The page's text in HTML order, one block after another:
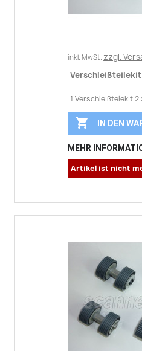
inkl. MwSt. zzgl.
Verschleißteilekit
1 Verschleißtelekit 2
 IN DEN
MEHR
Artikel ist nicht